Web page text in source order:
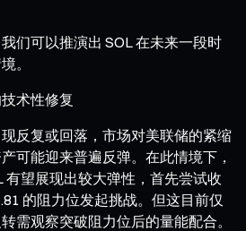
们可以推演出 SOL 在未来一段时
。
术性修复
反复或回落，市场对美联储的紧缩
可能迎来普遍反弹。在此情境下，
有望展现出较大弹性，首先尝试收
的阻力位发起挑战。但这目前仅
需观察突破阻力位后的量能配合。